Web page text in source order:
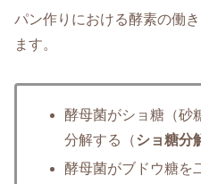
パン作りにおける酵素の働
ます。
酵母菌がショ糖（砂
分解する（ ショ糖分
酵母菌がブドウ糖を